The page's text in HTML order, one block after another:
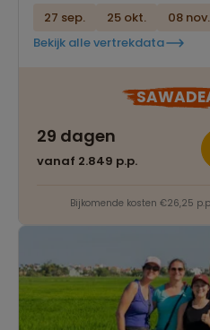
27 sep. 25 okt. 08 nov.
Bekijk alle vertrekdata
29 dagen
vanaf 2.849 p.p.
Bijkomende kosten €26,25